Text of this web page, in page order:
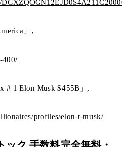
」,
400/
# 1 Elon Musk $455B」,
profiles/elon-r-musk/